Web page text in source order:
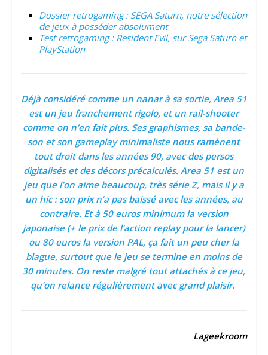
Dossier retrogaming : SEGA Saturn, notre sélection
de jeux à posséder absolument
Test retrogaming : Resident Evil, sur Sega Saturn et
PlayStation
Déjà considéré comme un nanar à sa sortie, Area 51
est un jeu franchement rigolo, et un rail-shooter
comme on n’en fait plus. Ses graphismes, sa bande-
son et son gameplay minimaliste nous ramènent
tout droit dans les années 90, avec des persos
digitalisés et des décors précalculés. Area 51 est un
jeu que l’on aime beaucoup, très série Z, mais il y a
un hic : son prix n’a pas baissé avec les années, au
contraire. Et à 50 euros minimum la version
japonaise (+ le prix de l’action replay pour la lancer)
ou 80 euros la version PAL, ça fait un peu cher la
blague, surtout que le jeu se termine en moins de
30 minutes. On reste malgré tout attachés à ce jeu,
qu’on relance régulièrement avec grand plaisir.
Lageekroom